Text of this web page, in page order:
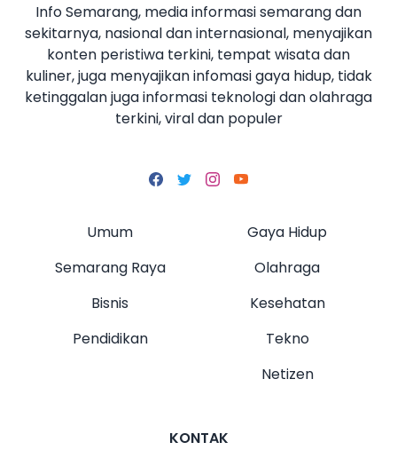
Info Semarang, media informasi semarang dan
sekitarnya, nasional dan internasional, menyajikan
konten peristiwa terkini, tempat wisata dan
kuliner, juga menyajikan infomasi gaya hidup, tidak
ketinggalan juga informasi teknologi dan olahraga
terkini, viral dan populer
Umum
Semarang Raya
Bisnis
Pendidikan
Gaya Hidup
Olahraga
Kesehatan
Tekno
Netizen
KONTAK